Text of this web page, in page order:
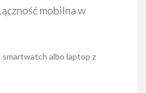
mobilna w
albo laptop z